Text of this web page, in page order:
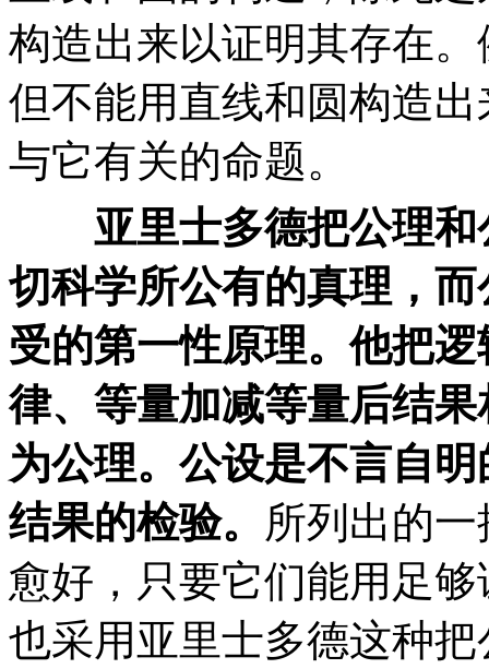
构造出来以证明其存在
但不能用直线和圆构造
与它有关的命题。
亚里士多德把公理
切科学所公有的真理，
受的第一性原理。他把
律、等量加减等量后结
为公理。公设是不言自
结果的检验。 所列出的
愈好，只要它们能用足
也采用亚里士多德这种